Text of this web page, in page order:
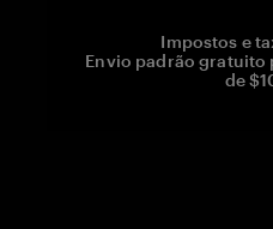
Impostos e
Envio padrão gratuito
de